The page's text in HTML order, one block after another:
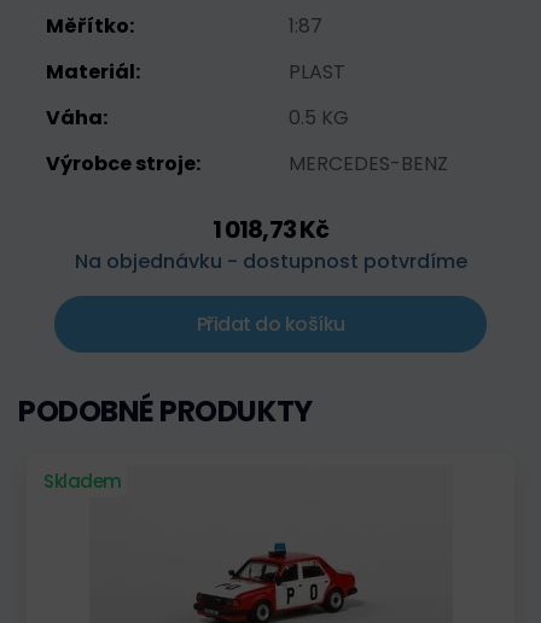
Měřítko:
1:87
Materiál:
PLAST
Váha:
0.5 KG
Výrobce stroje:
MERCEDES-BENZ
1 018,73 Kč
Na objednávku - dostupnost potvrdíme
Přidat do košíku
PODOBNÉ PRODUKTY
Skladem